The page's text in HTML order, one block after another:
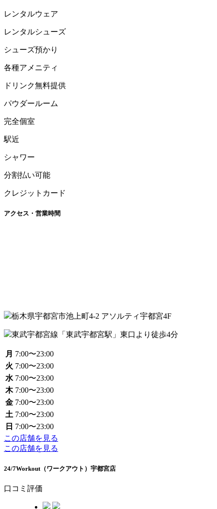
レンタルウェア
レンタルシューズ
シューズ預かり
各種アメニティ
ドリンク無料提供
パウダールーム
完全個室
駅近
シャワー
分割払い可能
クレジットカード
アクセス・営業時間
栃木県宇都宮市池上町4-2 アソルティ宇都宮4F
東武宇都宮線「東武宇都宮駅」東口より徒歩4分
月 7:00〜23:00
火 7:00〜23:00
水 7:00〜23:00
木 7:00〜23:00
金 7:00〜23:00
土 7:00〜23:00
日 7:00〜23:00
この店舗を見る
この店舗を見る
24/7Workout（ワークアウト）宇都宮店
口コミ評価